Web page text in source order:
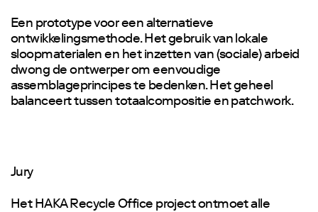
Een prototype voor een alternatieve
ontwikkelingsmethode. Het gebruik van lokale
sloopmaterialen en het inzetten van (sociale) arbeid
dwong de ontwerper om eenvoudige
assemblageprincipes te bedenken. Het geheel
balanceert tussen totaalcompositie en patchwork.
Jury
Het HAKA Recycle Office project ontmoet alle